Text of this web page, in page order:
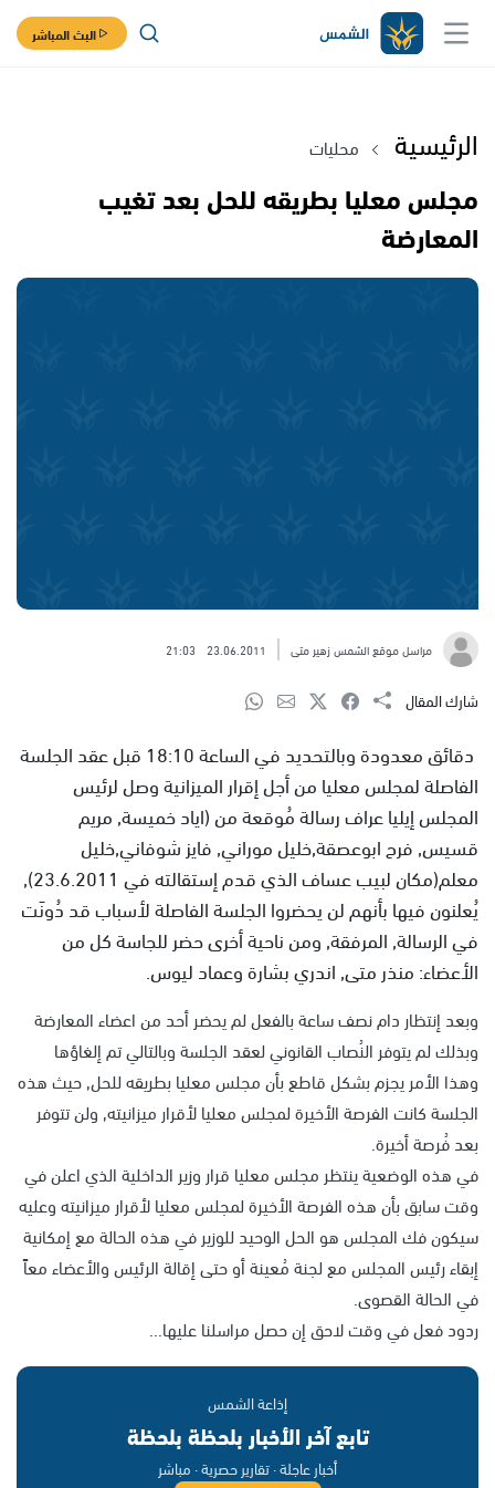
البث المباشر
الرئيسية محليات
مجلس معليا بطريقه للحل بعد تغيب
المعارضة
مراسل موقع الشمس زهير متى 23.06.2011
21:03
شارك المقال
دقائق معدودة وبالتحديد في الساعة 18:10 قبل عقد الجلسة
الفاصلة لمجلس معليا من أجل إقرار الميزانية وصل لرئيس
المجلس إيليا عراف رسالة مُوقعة من (اياد خميسة, مريم
قسيس, فرح ابوعصقة,خليل موراني, فايز شوفاني,خليل
معلم(مكان لبيب عساف الذي قدم إستقالته في 23.6.2011),
يُعلنون فيها بأنهم لن يحضروا الجلسة الفاصلة لأسباب قد دُونَت
في الرسالة, المرفقة, ومن ناحية أخرى حضر للجاسة كل من
الأعضاء: منذر متى, اندري بشارة وعماد ليوس.
وبعد إنتظار دام نصف ساعة بالفعل لم يحضر أحد من اعضاء المعارضة
وبذلك لم يتوفر النُصاب القانوني لعقد الجلسة وبالتالي تم إلغاؤها
وهذا الأمر يجزم بشكل قاطع بأن مجلس معليا بطريقه للحل, حيث هذه
الجلسة كانت الفرصة الأخيرة لمجلس معليا لأقرار ميزانيته, ولن تتوفر
بعد فُرصة أخيرة.
في هذه الوضعية ينتظر مجلس معليا قرار وزير الداخلية الذي اعلن في
وقت سابق بأن هذه الفرصة الأخيرة لمجلس معليا لأقرار ميزانيته وعليه
سيكون فك المجلس هو الحل الوحيد للوزير في هذه الحالة مع إمكانية
إبقاء رئيس المجلس مع لجنة مُعينة أو حتى إقالة الرئيس والأعضاء معاً
في الحالة القصوى.
ردود فعل في وقت لاحق إن حصل مراسلنا عليها...
إذاعة الشمس
تابع آخر الأخبار بلحظة بلحظة
أخبار عاجلة · تقارير حصرية · مباشر